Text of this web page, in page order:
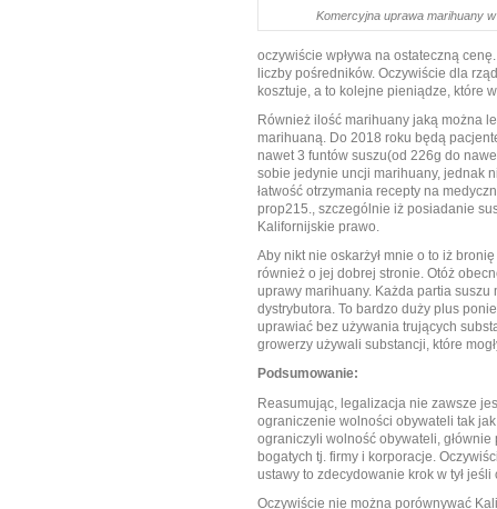
Komercyjna uprawa marihuany w
oczywiście wpływa na ostateczną
liczby pośredników. Oczywiście dla
kosztuje, a to kolejne pieniądze, które
Również ilość marihuany jaką można
marihuaną. Do 2018 roku będą
nawet 3 funtów suszu(od 226g do
sobie jedynie uncji marihuany, jednak
łatwość otrzymania recepty na
prop215., szczególnie iż posiadanie
Kalifornijskie prawo.
Aby nikt nie oskarżył mnie o to iż
również o jej dobrej stronie. Otóż
uprawy marihuany. Każda partia
dystrybutora. To bardzo duży plus
uprawiać bez używania trujących
growerzy używali substancji, które
Podsumowanie:
Reasumując, legalizacja nie zawsze
ograniczenie wolności obywateli tak
ograniczyli wolność obywateli,
bogatych tj. firmy i korporacje.
ustawy to zdecydowanie krok w tył
Oczywiście nie można porównywać